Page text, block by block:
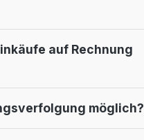
auf Rechnung
möglich?